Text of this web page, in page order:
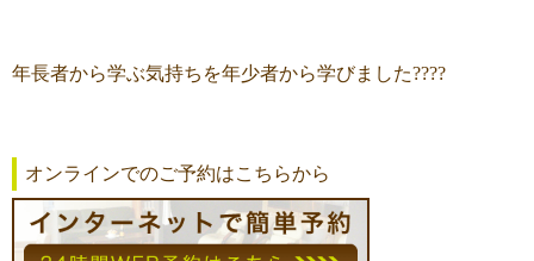
年長者から学ぶ気持ちを年少者から学びました????
オンラインでのご予約はこちらから